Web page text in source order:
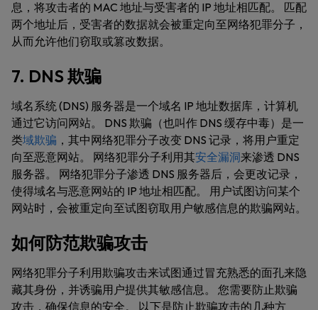
息，将攻击者的 MAC 地址与受害者的 IP 地址相匹配。 匹配
两个地址后，受害者的数据就会被重定向至网络犯罪分子，
从而允许他们窃取或篡改数据。
7. DNS 欺骗
域名系统 (DNS) 服务器是一个域名 IP 地址数据库，计算机
通过它访问网站。 DNS 欺骗（也叫作 DNS 缓存中毒）是一
类域欺骗 ，其中网络犯罪分子改变 DNS 记录，将用户重定
向至恶意网站。 网络犯罪分子利用其安全漏洞来渗透 DNS
服务器。 网络犯罪分子渗透 DNS 服务器后，会更改记录，
使得域名与恶意网站的 IP 地址相匹配。 用户试图访问某个
网站时，会被重定向至试图窃取用户敏感信息的欺骗网站。
如何防范欺骗攻击
网络犯罪分子利用欺骗攻击来试图通过冒充熟悉的面孔来隐
藏其身份，并诱骗用户提供其敏感信息。 您需要防止欺骗
攻击，确保信息的安全。 以下是防止欺骗攻击的几种方